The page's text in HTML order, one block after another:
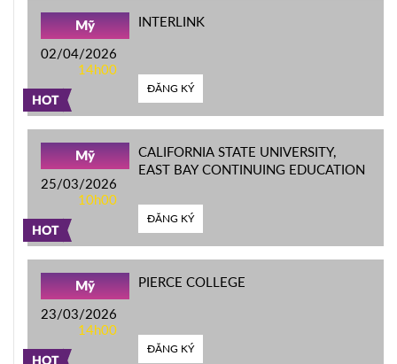
HOT
Mỹ
02/04/2026
14h00
INTERLINK
ĐĂNG KÝ
HOT
Mỹ
25/03/2026
10h00
CALIFORNIA STATE UNIVERSITY,
EAST BAY CONTINUING EDUCATION
ĐĂNG KÝ
HOT
Mỹ
23/03/2026
14h00
PIERCE COLLEGE
ĐĂNG KÝ